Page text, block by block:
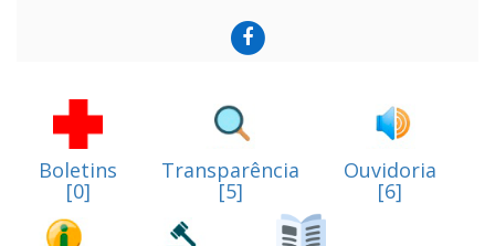
Boletins
[0]
Transparência
[5]
Ouvidoria
[6]